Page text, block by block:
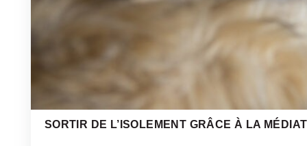
SORTIR DE L’ISOLEMENT GRÂCE À LA